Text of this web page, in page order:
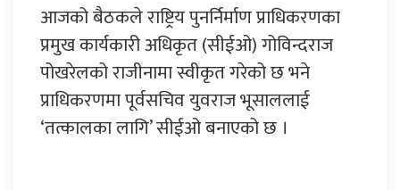
आजको बैठकले राष्ट्रिय पुनर्निर्माण प्राधिकरणका
प्रमुख कार्यकारी अधिकृत (सीईओ) गोविन्दराज
पोखरेलको राजीनामा स्वीकृत गरेको छ भने
प्राधिकरणमा पूर्वसचिव युवराज भूसाललाई
‘तत्कालका लागि’ सीईओ बनाएको छ ।